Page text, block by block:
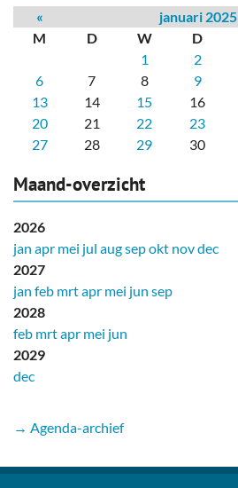
« januari 2025
M
D W D
1
2
6
7 8 9
13
14 15 16
20
21 22 23
27
28 29 30
Maand-overzicht
2026
jan apr mei jul augsepokt novdec
2027
jan feb mrtapr mei jun sep
2028
feb mrtapr mei jun
2029
dec
→ Agenda-archief